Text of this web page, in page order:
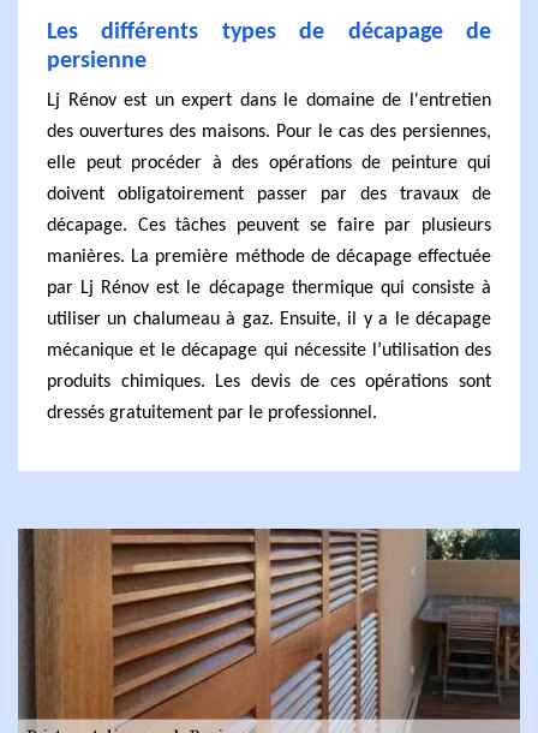
Les différents types de décapage de
persienne
Lj Rénov est un expert dans le domaine de l'entretien
des ouvertures des maisons. Pour le cas des persiennes,
elle peut procéder à des opérations de peinture qui
doivent obligatoirement passer par des travaux de
décapage. Ces tâches peuvent se faire par plusieurs
manières. La première méthode de décapage effectuée
par Lj Rénov est le décapage thermique qui consiste à
utiliser un chalumeau à gaz. Ensuite, il y a le décapage
mécanique et le décapage qui nécessite l’utilisation des
produits chimiques. Les devis de ces opérations sont
dressés gratuitement par le professionnel.